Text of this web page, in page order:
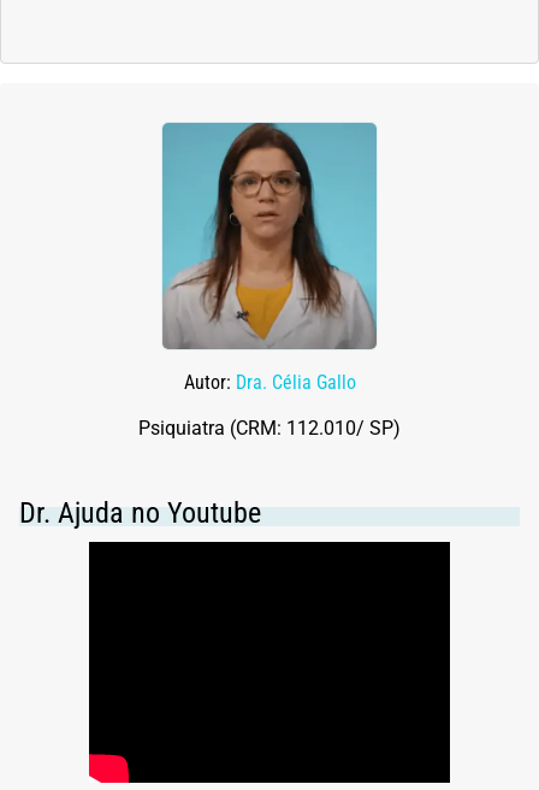
Autor: Dra. Célia Gallo
Psiquiatra (CRM: 112.010/ SP)
Dr. Ajuda no Youtube